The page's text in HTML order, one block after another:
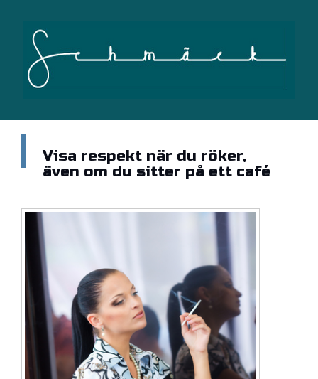
Visa respekt när du röker,
även om du sitter på ett café